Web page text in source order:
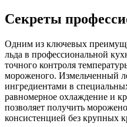
Секреты
Одним из ключевых
льда в профессиональной
точного контроля
мороженого. Измельченный
ингредиентами в
равномерное охлаждение и
позволяет получить
консистенцией без крупных